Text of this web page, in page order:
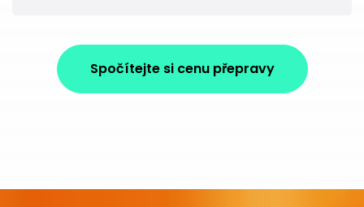
Spočítejte si cenu přepravy